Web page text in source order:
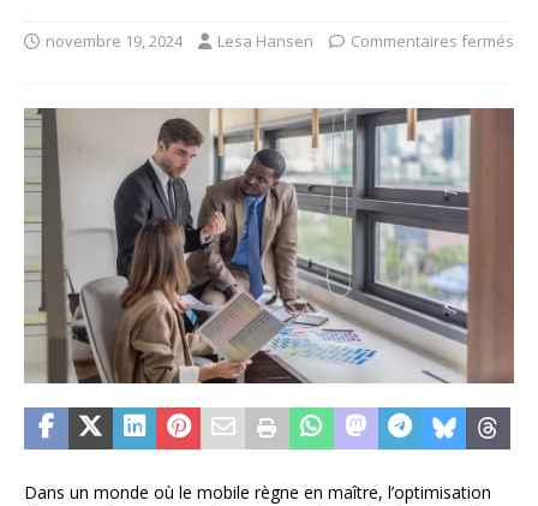
novembre 19, 2024 Lesa Hansen Commentaires fermés
Dans un monde où le mobile règne en maître, l’optimisation